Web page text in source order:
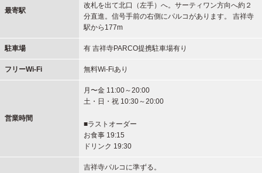
最寄駅
改札を出て北口（左手）へ。サーティワン方向へ約２
分直進。信号手前の右側にパルコがあります。 吉祥寺
駅から177m
駐車場 有 吉祥寺PARCO提携駐車場有り
フリーWi-Fi 無料Wi-Fiあり
営業時間
月〜金 11:00～20:00
土・日・祝 10:30～20:00
■ラストオーダー
お食事 19:15
ドリンク 19:30
吉祥寺パルコに準ずる。